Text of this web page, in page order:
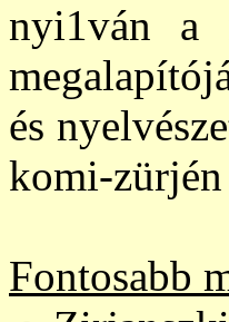
nyi1ván a
és
komi-zürjén
Fontosabb